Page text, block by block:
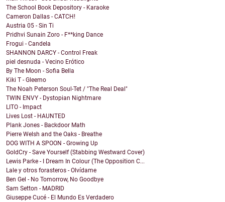
The School Book Depository - Karaoke
Cameron Dallas - CATCH!
Austria 05 - Sin Ti
Pridhvi Sunain Zoro - F**king Dance
Frogui - Candela
SHANNON DARCY - Control Freak
piel desnuda - Vecino Erótico
By The Moon - Sofia Bella
Kiki T - Gleemo
The Noah Peterson Soul-Tet / "The Real Deal"
TWIN ENVY - Dystopian Nightmare
LITO - Impact
Lives Lost - HAUNTED
Plank Jones - Backdoor Math
Pierre Welsh and the Oaks - Breathe
DOG WITH A SPOON - Growing Up
GoldCry - Save Yourself (Stabbing Westward Cover)
Lewis Parke - I Dream In Colour (The Opposition C...
Lale y otros forasteros - Olvídame
Ben Gel - No Tomorrow, No Goodbye
Sam Setton - MADRID
Giuseppe Cucé - El Mundo Es Verdadero